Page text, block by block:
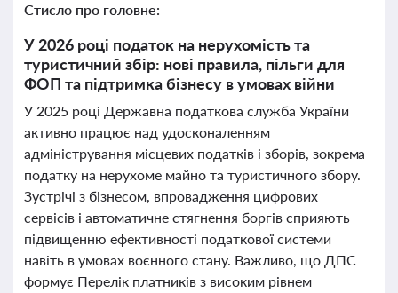
Стисло про головне:
У 2026 році податок на нерухомість та
туристичний збір: нові правила, пільги для
ФОП та підтримка бізнесу в умовах війни
У 2025 році Державна податкова служба України
активно працює над удосконаленням
адміністрування місцевих податків і зборів, зокрема
податку на нерухоме майно та туристичного збору.
Зустрічі з бізнесом, впровадження цифрових
сервісів і автоматичне стягнення боргів сприяють
підвищенню ефективності податкової системи
навіть в умовах воєнного стану. Важливо, що ДПС
формує Перелік платників з високим рівнем